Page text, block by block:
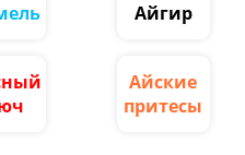
Айгир
Айские
притесы